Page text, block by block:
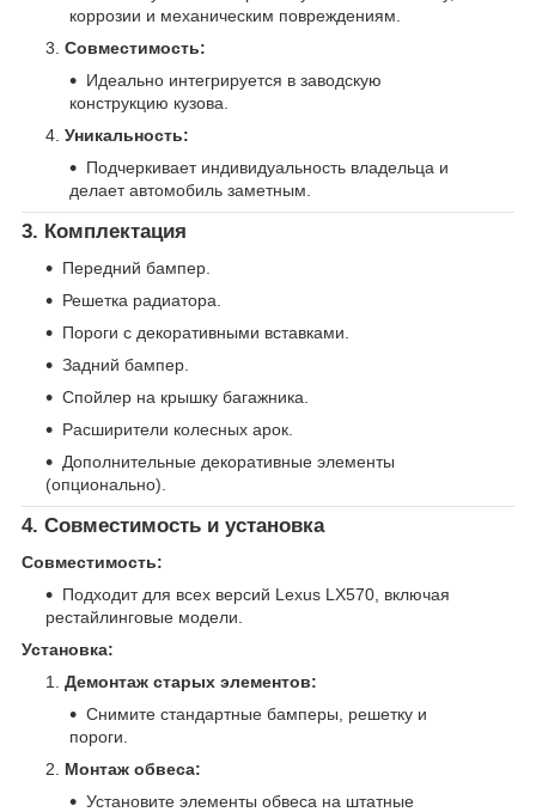
коррозии и механическим повреждениям.
Совместимость:
Идеально интегрируется в заводскую
конструкцию кузова.
Уникальность:
Подчеркивает индивидуальность владельца и
делает автомобиль заметным.
3. Комплектация
Передний бампер.
Решетка радиатора.
Пороги с декоративными вставками.
Задний бампер.
Спойлер на крышку багажника.
Расширители колесных арок.
Дополнительные декоративные элементы
(опционально).
4. Совместимость и установка
Совместимость:
Подходит для всех версий Lexus LX570, включая
рестайлинговые модели.
Установка:
Демонтаж старых элементов:
Снимите стандартные бамперы, решетку и
пороги.
Монтаж обвеса:
Установите элементы обвеса на штатные